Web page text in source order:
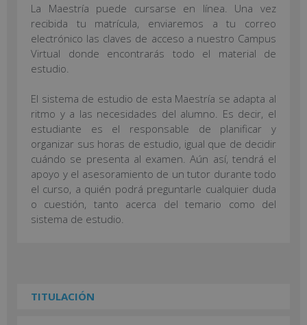
La Maestría puede cursarse en línea. Una vez
recibida tu matrícula, enviaremos a tu correo
electrónico las claves de acceso a nuestro Campus
Virtual donde encontrarás todo el material de
estudio.
El sistema de estudio de esta Maestría se adapta al
ritmo y a las necesidades del alumno. Es decir, el
estudiante es el responsable de planificar y
organizar sus horas de estudio, igual que de decidir
cuándo se presenta al examen. Aún así, tendrá el
apoyo y el asesoramiento de un tutor durante todo
el curso, a quién podrá preguntarle cualquier duda
o cuestión, tanto acerca del temario como del
sistema de estudio.
TITULACIÓN